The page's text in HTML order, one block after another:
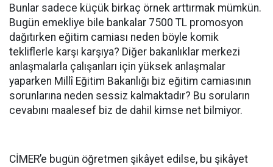
Bunlar sadece küçük birkaç örnek arttırmak mümkün.
Bugün emekliye bile bankalar 7500 TL promosyon
dağıtırken eğitim camiası neden böyle komik
tekliflerle karşı karşıya? Diğer bakanlıklar merkezi
anlaşmalarla çalışanları için yüksek anlaşmalar
yaparken Millî Eğitim Bakanlığı biz eğitim camiasının
sorunlarına neden sessiz kalmaktadır? Bu soruların
cevabını maalesef biz de dahil kimse net bilmiyor.
CİMER’e bugün öğretmen şikâyet edilse, bu şikâyet